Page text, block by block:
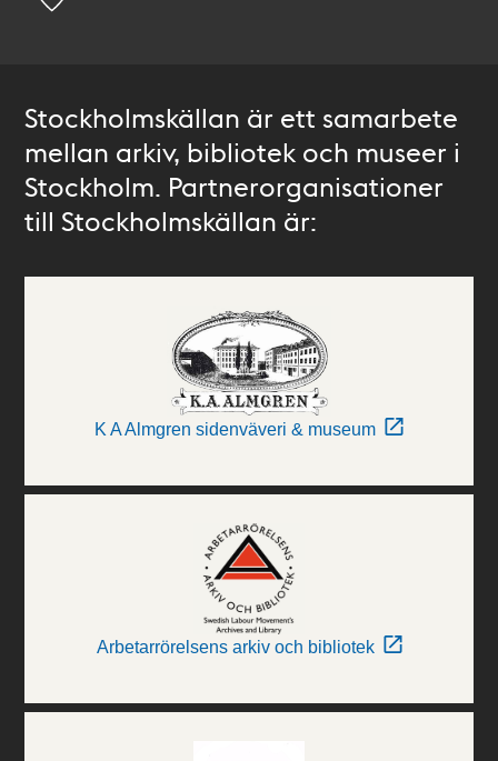
Stockholmskällan är ett samarbete
mellan arkiv, bibliotek och museer i
Stockholm. Partnerorganisationer
till Stockholmskällan är:
K A Almgren sidenväveri & museum
Arbetarrörelsens arkiv och bibliotek